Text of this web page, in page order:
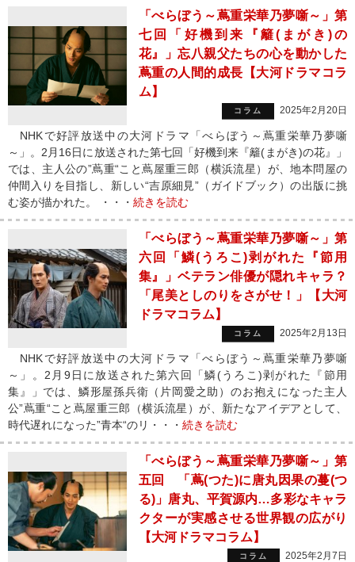
「べらぼう～蔦重栄華乃夢噺～」第
七回「好機到来『籬(まがき)の
花』」忘八親父たちの心を動かした
蔦重の人間的成長【大河ドラマコラ
ム】
コラム 2025年2月20日
NHKで好評放送中の大河ドラマ「べらぼう～蔦重栄華乃夢噺
～」。2月16日に放送された第七回「好機到来『籬(まがき)の花』」
では、主人公の”蔦重“こと蔦屋重三郎（横浜流星）が、地本問屋の
仲間入りを目指し、新しい“吉原細見”（ガイドブック）の出版に挑
む姿が描かれた。 ・・・ 続きを読む
「べらぼう～蔦重栄華乃夢噺～」第
六回「鱗(うろこ)剥がれた『節用
集』」ベテラン俳優が隠れキャラ？
「尾美としのりをさがせ！」【大河
ドラマコラム】
コラム 2025年2月13日
NHKで好評放送中の大河ドラマ「べらぼう～蔦重栄華乃夢噺
～」。2月9日に放送された第六回「鱗(うろこ)剥がれた『節用
集』」では、鱗形屋孫兵衛（片岡愛之助）のお抱えになった主人
公”蔦重“こと蔦屋重三郎（横浜流星）が、新たなアイデアとして、
時代遅れになった”青本“のリ・・・ 続きを読む
「べらぼう～蔦重栄華乃夢噺～」第
五回 「蔦(つた)に唐丸因果の蔓(つ
る)」唐丸、平賀源内…多彩なキャラ
クターが実感させる世界観の広がり
【大河ドラマコラム】
コラム 2025年2月7日